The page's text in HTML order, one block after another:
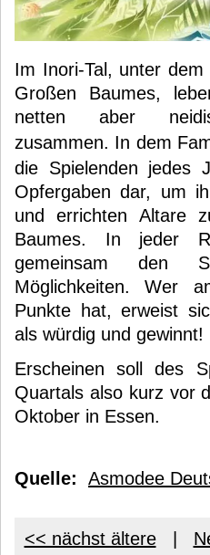
Im Inori-Tal, unter dem
Großen Baumes,
netten aber
zusammen. In dem
die Spielenden jedes
Opfergaben dar, um
und errichten Altare
Baumes. In jeder
gemeinsam den
Möglichkeiten. Wer
Punkte hat, erweist
als würdig und gewinnt!
Erscheinen soll des
Quartals also kurz vor
Oktober in Essen.
Quelle: Asmodee
<< nächst ältere|